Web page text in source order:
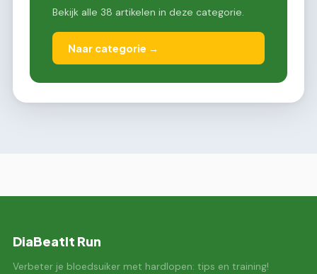
Bekijk alle 38 artikelen in deze categorie.
Naar categorie →
DiaBeatIt Run
Verbeter je bloedsuiker met hardlopen: tips en training!